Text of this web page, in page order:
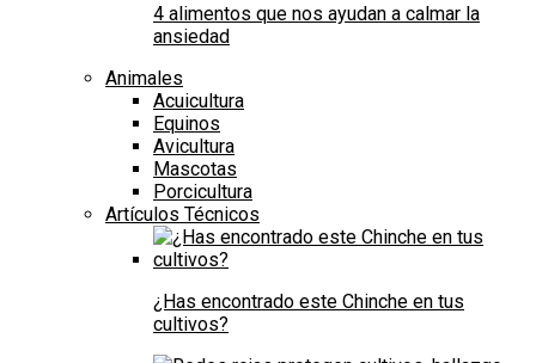
4 alimentos que nos ayudan a calmar la
ansiedad
Animales
Acuicultura
Equinos
Avicultura
Mascotas
Porcicultura
Artículos Técnicos
¿Has encontrado este Chinche en tus
cultivos?